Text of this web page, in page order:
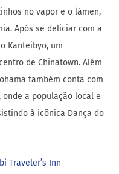
no vapor e o lámen,
Após se deliciar com a
Kanteibyo, um
de Chinatown. Além
também conta com
a população local e
à icônica Dança do
Traveler’s Inn